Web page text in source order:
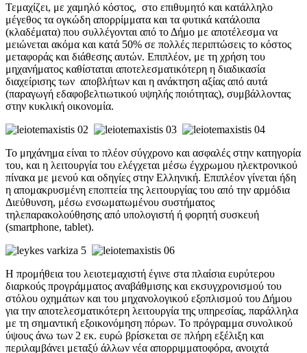
Τεμαχίζει, με χαμηλό κόστος, στο επιθυμητό και κατάλληλο
μέγεθος τα ογκώδη απορρίμματα και τα φυτικά κατάλοιπα
(κλαδέματα) που συλλέγονται από το Δήμο με αποτέλεσμα να
μειώνεται ακόμα και κατά 50% σε πολλές περιπτώσεις το κόστος
μεταφοράς και διάθεσης αυτών. Επιπλέον, με τη χρήση του
μηχανήματος καθίσταται αποτελεσματικότερη η διαδικασία
διαχείρισης των αποβλήτων και η ανάκτηση αξίας από αυτά
(παραγωγή εδαφοβελτιωτικού υψηλής ποιότητας), συμβάλλοντας
στην κυκλική οικονομία.
Το μηχάνημα είναι το πλέον σύγχρονο και ασφαλές στην κατηγορία
του, και η λειτουργία του ελέγχεται μέσω έγχρωμου ηλεκτρονικού
πίνακα με μενού και οδηγίες στην Ελληνική. Επιπλέον γίνεται ήδη
η απομακρυσμένη εποπτεία της λειτουργίας του από την αρμόδια
Διεύθυνση, μέσω ενσωματωμένου συστήματος
τηλεπαρακολούθησης από υπολογιστή ή φορητή συσκευή
(smartphone, tablet).
Η προμήθεια του λειοτεμαχιστή έγινε στα πλαίσια ευρύτερου
διαρκούς προγράμματος αναβάθμισης και εκσυγχρονισμού του
στόλου οχημάτων και του μηχανολογικού εξοπλισμού του Δήμου
για την αποτελεσματικότερη λειτουργία της υπηρεσίας, παράλληλα
με τη σημαντική εξοικονόμηση πόρων. Το πρόγραμμα συνολικού
ύψους άνω των 2 εκ. ευρώ βρίσκεται σε πλήρη εξέλιξη και
περιλαμβάνει μεταξύ άλλων νέα απορριμματοφόρα, ανοιχτά